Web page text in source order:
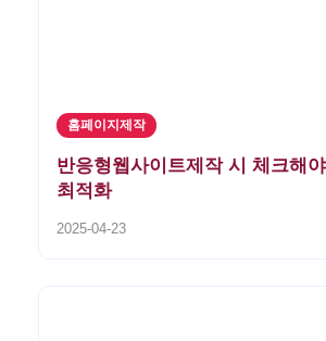
홈페이지제작
반응형웹사이트제작 시 체크해
최적화
2025-04-23